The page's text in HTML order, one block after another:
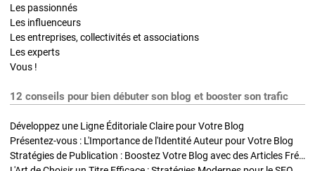
Les passionnés
Les influenceurs
Les entreprises, collectivités et associations
Les experts
Vous !
12 conseils pour bien débuter son blog et booster son trafic
Développez une Ligne Éditoriale Claire pour Votre Blog
Présentez-vous : L'Importance de l'Identité Auteur pour Votre Blog
Stratégies de Publication : Boostez Votre Blog avec des Articles Fréquents et Exclusifs